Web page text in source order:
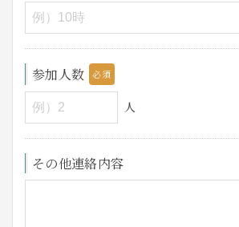
参加人数
人
その他連絡内容